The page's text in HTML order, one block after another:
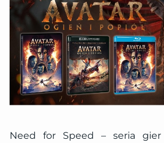
Need for Speed – seria gier